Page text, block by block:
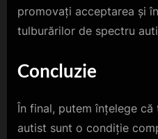
promovați acceptarea și
tulburărilor de spectru
Concluzie
În final, putem înțelege
autist sunt o condiție